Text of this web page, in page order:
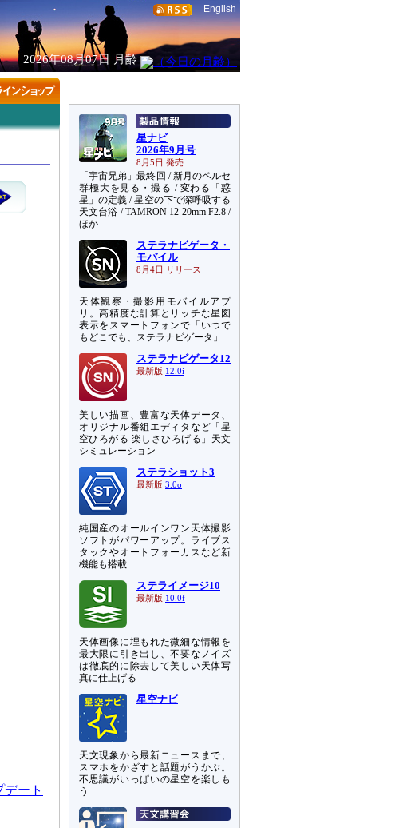
English
2026年08月07日 月齢
ート
星ナビ
2026年9月号
8月5日 発売
「宇宙兄弟」最終回 / 新月のペルセ
群極大を見る・撮る / 変わる「惑
星」の定義 / 星空の下で深呼吸する
天文台浴 / TAMRON 12-20mm F2.8 /
ほか
ステラナビゲータ・
モバイル
8月4日 リリース
天体観察・撮影用モバイルアプ
リ。高精度な計算とリッチな星図
表示をスマートフォンで「いつで
もどこでも、ステラナビゲータ」
ステラナビゲータ12
最新版 12.0i
美しい描画、豊富な天体データ、
オリジナル番組エディタなど「星
空ひろがる 楽しさひろげる」天文
シミュレーション
ステラショット3
最新版 3.0o
純国産のオールインワン天体撮影
ソフトがパワーアップ。ライブス
タックやオートフォーカスなど新
機能も搭載
ステライメージ10
最新版 10.0f
天体画像に埋もれた微細な情報を
最大限に引き出し、不要なノイズ
は徹底的に除去して美しい天体写
真に仕上げる
星空ナビ
天文現象から最新ニュースまで、
スマホをかざすと話題がうかぶ。
不思議がいっぱいの星空を楽しも
う